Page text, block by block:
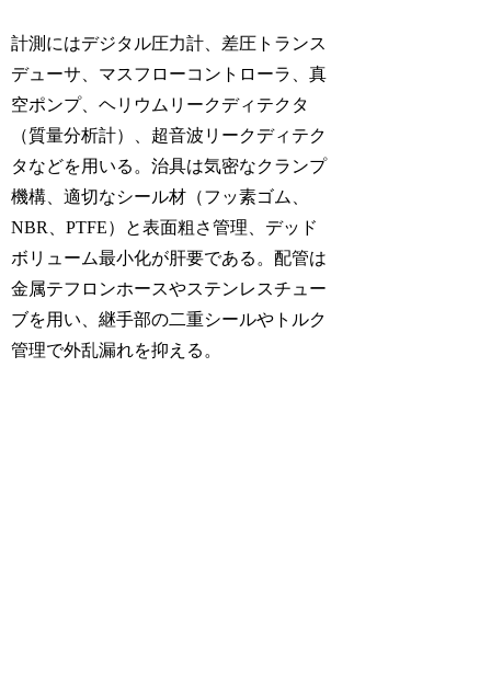
計測にはデジタル圧力計、差圧トランス
デューサ、マスフローコントローラ、真
空ポンプ、ヘリウムリークディテクタ
（質量分析計）、超音波リークディテク
タなどを用いる。治具は気密なクランプ
機構、適切なシール材（フッ素ゴム、
NBR、PTFE）と表面粗さ管理、デッド
ボリューム最小化が肝要である。配管は
金属テフロンホースやステンレスチュー
ブを用い、継手部の二重シールやトルク
管理で外乱漏れを抑える。